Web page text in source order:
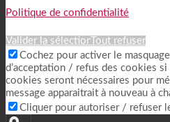
Politique de confidentialité
Valider la sélectionTout refuser
Cochez pour activer le
d’acceptation / refus des cookies
cookies seront nécessaires pour
message apparaitrait à nouveau à
Cliquer pour autoriser / refuser